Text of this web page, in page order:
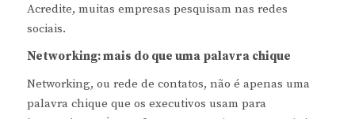
Acredite, muitas empresas pesquisam nas redes
sociais.
Networking: mais do que uma palavra chique
Networking, ou rede de contatos, não é apenas uma
palavra chique que os executivos usam para